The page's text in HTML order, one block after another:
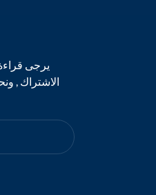
يرجى
الاشتراك ,